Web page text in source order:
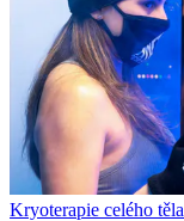
Kryoterapie celého